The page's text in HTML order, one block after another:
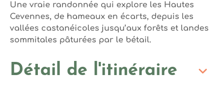
Une vraie randonnée qui explore les Hautes
Cevennes, de hameaux en écarts, depuis les
vallées castanéicoles jusqu’aux forêts et landes
sommitales pâturées par le bétail.
Détail de l'itinéraire